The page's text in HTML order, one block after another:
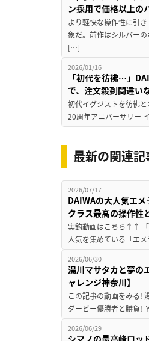
ン採用で価格以上の
より軽快な操作性に引
象だ。前作はシルバー
[…]
2026/01/16
「初代を彷彿…」
で、注文殺到間違い
初代イグジストを彷彿
20周年アニバーサリー
最新の関連
2026/07/17
DAIWAの大人気エ
クラス最高の操作性
実釣動画はこちら↑↑ 「
人気を集めている「エ
2026/06/30
湯川マサタカと夢の
ャレンジ神奈川】
この記事の動画をみる!
ダービー優勝者と勝負!
2026/06/29
シマノの最高峰ロッ